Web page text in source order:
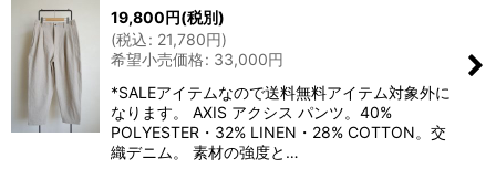
19,800円(税別)
(税込: 21,780円)
希望小売価格: 33,000円
*SALEアイテムなので送料無料アイテム対象外に
なります。 AXIS アクシス パンツ。40%
POLYESTER・32% LINEN・28% COTTON。交
織デニム。 素材の強度と…